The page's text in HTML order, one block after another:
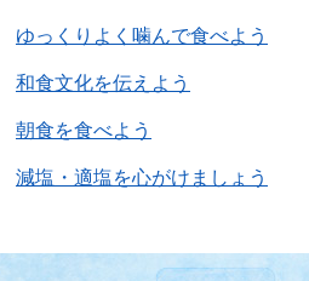
ゆっくりよく噛んで食べよう
和食文化を伝えよう
朝食を食べよう
減塩・適塩を心がけましょう